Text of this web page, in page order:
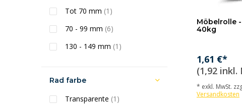
Möbelrolle
40kg
1,61 €*
(1,92 inkl.
* exkl. MwSt.
Versandkosten
Tot 70 mm (1)
70 - 99 mm (6)
130 - 149 mm (1)
Rad farbe
Transparente (1)